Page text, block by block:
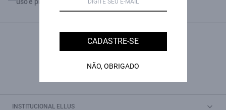
CADASTRE-SE
NÃO, OBRIGADO
INSTITUCIONAL ELLUS